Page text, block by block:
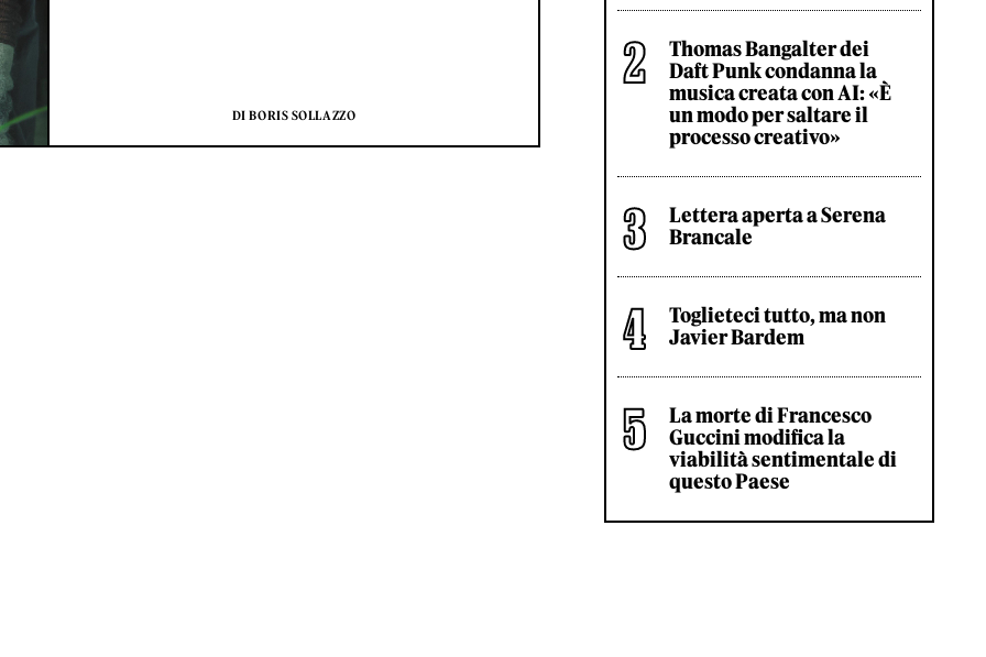
DI BORIS SOLLAZZO
Thomas Bangalter dei
Daft Punk condanna la
musica creata con AI: «È
un modo per saltare il
processo creativo»
Lettera aperta a Serena
Brancale
Toglieteci tutto, ma non
Javier Bardem
La morte di Francesco
Guccini modifica la
viabilità sentimentale di
questo Paese